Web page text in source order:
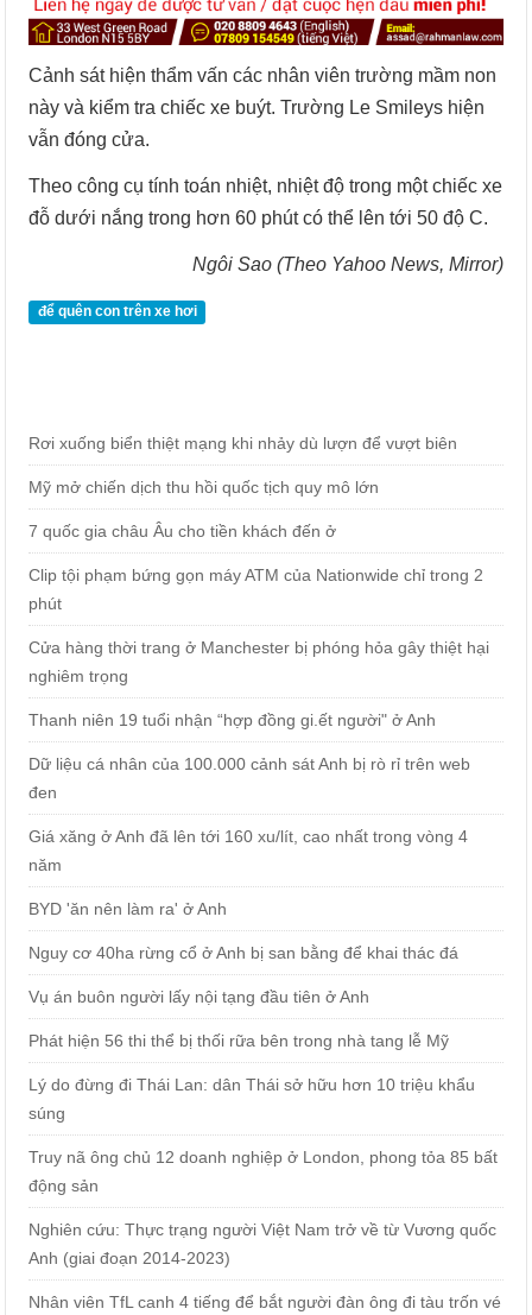
Cảnh sát hiện thẩm vấn các nhân viên trường mầm non
này và kiểm tra chiếc xe buýt. Trường Le Smileys hiện
vẫn đóng cửa.
Theo công cụ tính toán nhiệt, nhiệt độ trong một chiếc xe
đỗ dưới nắng trong hơn 60 phút có thể lên tới 50 độ C.
Ngôi Sao (Theo Yahoo News, Mirror)
để quên con trên xe hơi
Rơi xuống biển thiệt mạng khi nhảy dù lượn để vượt biên
Mỹ mở chiến dịch thu hồi quốc tịch quy mô lớn
7 quốc gia châu Âu cho tiền khách đến ở
Clip tội phạm bứng gọn máy ATM của Nationwide chỉ trong 2
phút
Cửa hàng thời trang ở Manchester bị phóng hỏa gây thiệt hại
nghiêm trọng
Thanh niên 19 tuổi nhận “hợp đồng gi.ết người" ở Anh
Dữ liệu cá nhân của 100.000 cảnh sát Anh bị rò rỉ trên web
đen
Giá xăng ở Anh đã lên tới 160 xu/lít, cao nhất trong vòng 4
năm
BYD 'ăn nên làm ra' ở Anh
Nguy cơ 40ha rừng cổ ở Anh bị san bằng để khai thác đá
Vụ án buôn người lấy nội tạng đầu tiên ở Anh
Phát hiện 56 thi thể bị thối rữa bên trong nhà tang lễ Mỹ
Lý do đừng đi Thái Lan: dân Thái sở hữu hơn 10 triệu khẩu
súng
Truy nã ông chủ 12 doanh nghiệp ở London, phong tỏa 85 bất
động sản
Nghiên cứu: Thực trạng người Việt Nam trở về từ Vương quốc
Anh (giai đoạn 2014-2023)
Nhân viên TfL canh 4 tiếng để bắt người đàn ông đi tàu trốn vé